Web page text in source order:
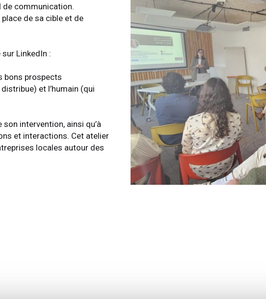
de communication.
de sa cible et de
LinkedIn :
bons prospects
et l’humain (qui
intervention, ainsi qu’à
et interactions. Cet atelier
locales autour des